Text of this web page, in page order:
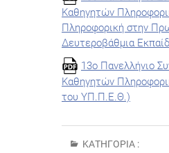
Καθηγητών
Πληροφορική στην
Δευτεροβάθμια
13ο Πανελλήνιο
Καθηγητών
του ΥΠ.Π.Ε.Θ.)
ΚΑΤΗΓΟΡΊΑ :